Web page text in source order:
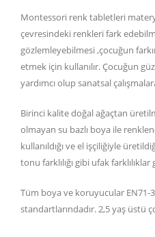
Montessori renk tabletleri
çevresindeki renkleri fark
gözlemleyebilmesi ,çocuğun
etmek için kullanılır. Çocuğun
yardımcı olup sanatsal
Birinci kalite doğal ağaçtan
olmayan su bazlı boya ile
kullanıldığı ve el işçiliğiyle
tonu farklılığı gibi ufak
Tüm boya ve koruyucular EN71-
standartlarındadır. 2,5 yaş üstü